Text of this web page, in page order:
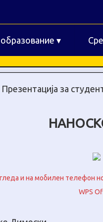
▾
Презентација за
и на мобилен телефон
WPS